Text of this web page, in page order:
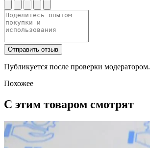
Отправить отзыв
Публикуется после проверки модератором.
Похожее
С этим товаром смотрят